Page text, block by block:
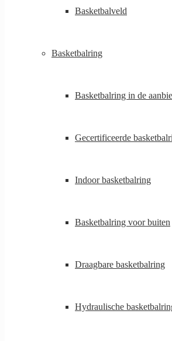
Basketbalveld
Basketbalring
Basketbalring in de
Gecertificeerde
Indoor basketbalring
Basketbalring voor buiten
Draagbare basketbalring
Hydraulische